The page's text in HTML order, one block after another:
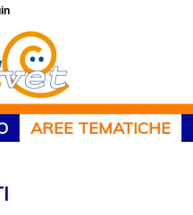
AREE TEMATICHE